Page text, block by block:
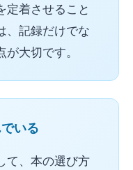
定着させること
、記録だけでな
大切です。
いる
て、本の選び方